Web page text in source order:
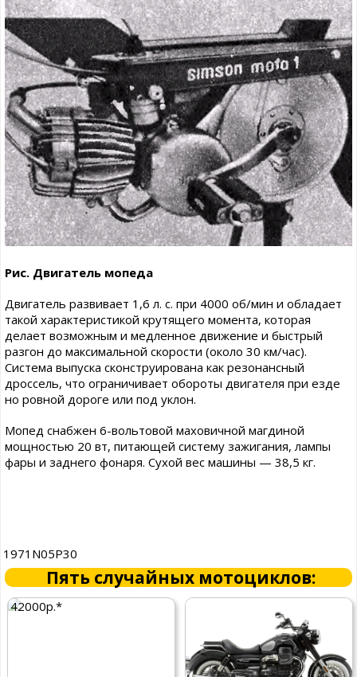
Рис. Двигатель мопеда
Двигатель развивает 1,6 л. с. при 4000 об/мин и обладает
такой характеристикой крутящего момента, которая
делает возможным и медленное движение и быстрый
разгон до максимальной скорости (около 30 км/час).
Система выпуска сконструирована как резонансный
дроссель, что ограничивает обороты двигателя при езде
но ровной дороге или под уклон.
Мопед снабжен 6-вольтовой маховичной магдиной
мощностью 20 вт, питающей систему зажигания, лампы
фары и заднего фонаря. Сухой вес машины — 38,5 кг.
1971N05P30
Пять случайных мотоциклов:
42000р.*